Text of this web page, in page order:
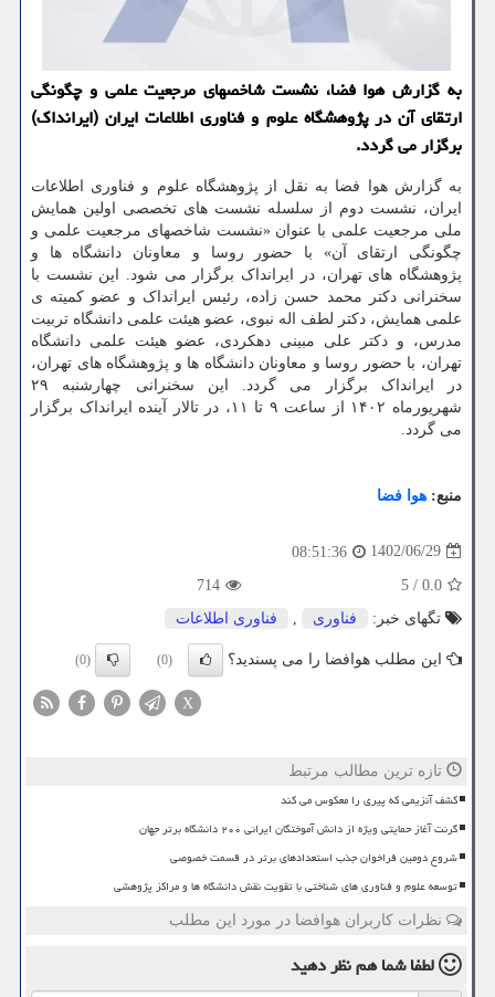
به گزارش هوا فضا، نشست شاخصهای مرجعیت علمی و چگونگی
ارتقای آن در پژوهشگاه علوم و فناوری اطلاعات ایران (ایرانداک)
برگزار می گردد.
به گزارش هوا فضا به نقل از پژوهشگاه علوم و فناوری اطلاعات
ایران، نشست دوم از سلسله نشست های تخصصی اولین همایش
ملی مرجعیت علمی با عنوان «نشست شاخصهای مرجعیت علمی و
چگونگی ارتقای آن» با حضور روسا و معاونان دانشگاه ها و
پژوهشگاه های تهران، در ایرانداک برگزار می شود. این نشست با
سخنرانی دکتر محمد حسن زاده، رئیس ایرانداک و عضو کمیته ی
علمی همایش، دکتر لطف اله نبوی، عضو هیئت علمی دانشگاه تربیت
مدرس، و دکتر علی مبینی دهکردی، عضو هیئت علمی دانشگاه
تهران، با حضور روسا و معاونان دانشگاه ها و پژوهشگاه های تهران،
در ایرانداک برگزار می گردد. این سخنرانی چهارشنبه ۲۹
شهریورماه ۱۴۰۲ از ساعت ۹ تا ۱۱، در تالار آینده ایرانداک برگزار
می گردد.
منبع: هوا فضا
1402/06/29
08:51:36
0.0
/
5
714
تگهای خبر:
فناوری , فناوری اطلاعات
این مطلب هوافضا را می پسندید؟ (0)
(0)
X
تازه ترین مطالب مرتبط
کشف آنزیمی که پیری را معکوس می کند
گرنت آغاز حمایتی ویژه از دانش آموختگان ایرانی ۲۰۰ دانشگاه برتر جهان
شروع دومین فراخوان جذب استعدادهای برتر در قسمت خصوصی
توسعه علوم و فناوری های شناختی با تقویت نقش دانشگاه ها و مراکز پژوهشی
نظرات کاربران هوافضا در مورد این مطلب
لطفا شما همنظر دهید